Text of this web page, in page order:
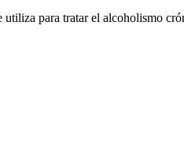
para tratar el alcoholismo